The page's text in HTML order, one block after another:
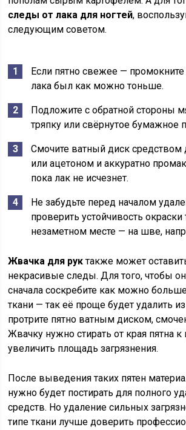
следы от лака для ногтей,
следующим советом.
Если пятно свежее — промокните
лака был как можно тоньше.
Подложите с обратной стороны
тряпку или свёрнутое бумажное
Смочите ватный диск средством
или ацетоном и аккуратно
пока лак не исчезнет.
Не забудьте перед началом
проверить устойчивость окраски
незаметном месте — на шве,
Жвачка для руктакже может
некрасивые следы. Для того, чтобы
сначала соскребите как можно
ткани — так её проще будет удалить
протрите пятно ватным диском,
Жвачку нужно стирать от края пятна к
увеличить площадь загрязнения.
После выведения таких пятен
нужно будет постирать для полного
средств. Но удаление сильных
типе ткани лучше доверить